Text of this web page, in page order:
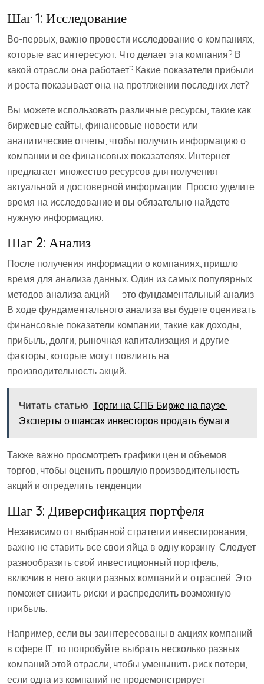
Шаг 1: Исследование
Во-первых, важно провести исследование о компаниях,
которые вас интересуют. Что делает эта компания? В
какой отрасли она работает? Какие показатели прибыли
и роста показывает она на протяжении последних лет?
Вы можете использовать различные ресурсы, такие как
биржевые сайты, финансовые новости или
аналитические отчеты, чтобы получить информацию о
компании и ее финансовых показателях. Интернет
предлагает множество ресурсов для получения
актуальной и достоверной информации. Просто уделите
время на исследование и вы обязательно найдете
нужную информацию.
Шаг 2: Анализ
После получения информации о компаниях, пришло
время для анализа данных. Один из самых популярных
методов анализа акций — это фундаментальный анализ.
В ходе фундаментального анализа вы будете оценивать
финансовые показатели компании, такие как доходы,
прибыль, долги, рыночная капитализация и другие
факторы, которые могут повлиять на
производительность акций.
Читать статью Торги на СПБ Бирже на паузе.
Эксперты о шансах инвесторов продать бумаги
Также важно просмотреть графики цен и объемов
торгов, чтобы оценить прошлую производительность
акций и определить тенденции.
Шаг 3: Диверсификация портфеля
Независимо от выбранной стратегии инвестирования,
важно не ставить все свои яйца в одну корзину. Следует
разнообразить свой инвестиционный портфель,
включив в него акции разных компаний и отраслей. Это
поможет снизить риски и распределить возможную
прибыль.
Например, если вы заинтересованы в акциях компаний
в сфере IT, то попробуйте выбрать несколько разных
компаний этой отрасли, чтобы уменьшить риск потери,
если одна из компаний не продемонстрирует